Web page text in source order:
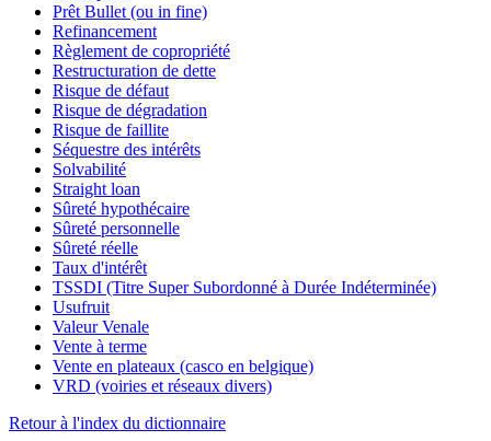
Prêt Bullet (ou in fine)
Refinancement
Règlement de copropriété
Restructuration de dette
Risque de défaut
Risque de dégradation
Risque de faillite
Séquestre des intérêts
Solvabilité
Straight loan
Sûreté hypothécaire
Sûreté personnelle
Sûreté réelle
Taux d'intérêt
TSSDI (Titre Super Subordonné à Durée Indéterminée)
Usufruit
Valeur Venale
Vente à terme
Vente en plateaux (casco en belgique)
VRD (voiries et réseaux divers)
Retour à l'index du dictionnaire